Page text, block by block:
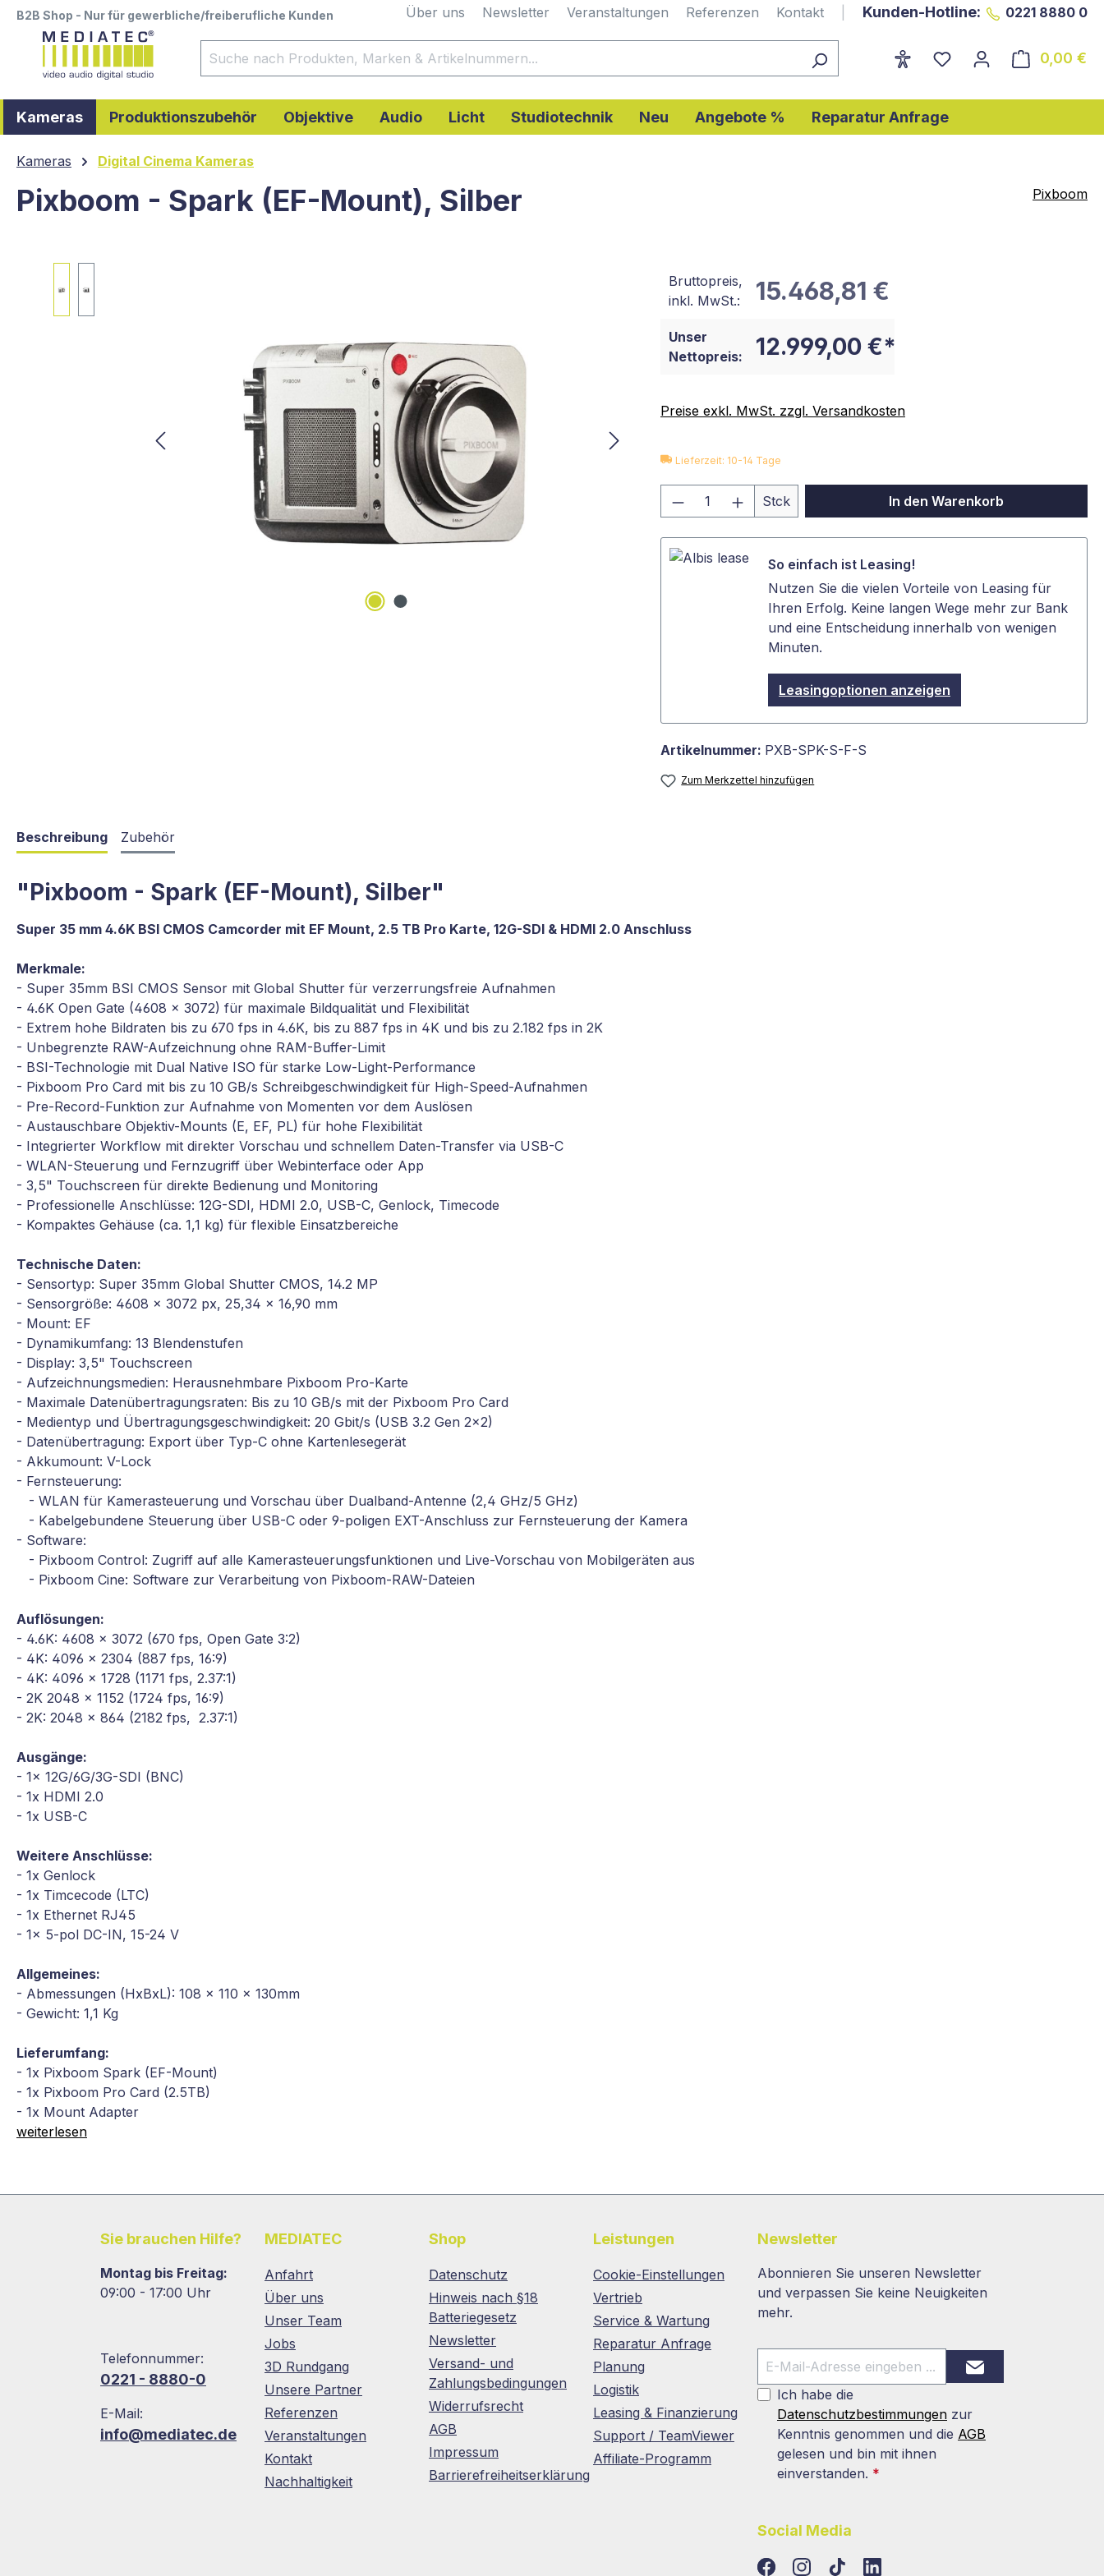
Zur Hauptnavigation springen
B2B Shop - Nur für gewerbliche/freiberufliche Kunden Über uns Newsletter Veranstaltungen Referenzen Kontakt Kunden-Hotline: 0221 8880 0
0,00 €
Kameras Produktionszubehör Objektive Audio Licht Studiotechnik Neu Angebote % Reparatur Anfrage
Kameras Digital Cinema Kameras
Pixboom - Spark (EF-Mount), Silber Pixboom
Bruttopreis,
inkl. MwSt.:
15.468,81 €
Unser
Nettopreis:
12.999,00 €*
Preise exkl. MwSt. zzgl. Versandkosten
Lieferzeit: 10-14 Tage
Produkt Anzahl: Gib den gewünschten Wert
Stck In den Warenkorb
So einfach ist Leasing!
Nutzen Sie die vielen Vorteile von Leasing für
Ihren Erfolg. Keine langen Wege mehr zur Bank
und eine Entscheidung innerhalb von wenigen
Minuten.
Leasingoptionen anzeigen
Artikelnummer: PXB-SPK-S-F-S
Zum Merkzettel hinzufügen
Beschreibung Zubehör
"Pixboom - Spark (EF-Mount), Silber"
Super 35 mm 4.6K BSI CMOS Camcorder mit EF Mount, 2.5 TB Pro Karte, 12G-SDI & HDMI 2.0 Anschluss
Merkmale:
- Super 35mm BSI CMOS Sensor mit Global Shutter für verzerrungsfreie Aufnahmen
- 4.6K Open Gate (4608 × 3072) für maximale Bildqualität und Flexibilität
- Extrem hohe Bildraten bis zu 670 fps in 4.6K, bis zu 887 fps in 4K und bis zu 2.182 fps in 2K
- Unbegrenzte RAW-Aufzeichnung ohne RAM-Buffer-Limit
- BSI-Technologie mit Dual Native ISO für starke Low-Light-Performance
- Pixboom Pro Card mit bis zu 10 GB/s Schreibgeschwindigkeit für High-Speed-Aufnahmen
- Pre-Record-Funktion zur Aufnahme von Momenten vor dem Auslösen
- Austauschbare Objektiv-Mounts (E, EF, PL) für hohe Flexibilität
- Integrierter Workflow mit direkter Vorschau und schnellem Daten-Transfer via USB-C
- WLAN-Steuerung und Fernzugriff über Webinterface oder App
- 3,5" Touchscreen für direkte Bedienung und Monitoring
- Professionelle Anschlüsse: 12G-SDI, HDMI 2.0, USB-C, Genlock, Timecode
- Kompaktes Gehäuse (ca. 1,1 kg) für flexible Einsatzbereiche
Technische Daten:
- Sensortyp: Super 35mm Global Shutter CMOS, 14.2 MP
- Sensorgröße: 4608 x 3072 px, 25,34 x 16,90 mm
- Mount: EF
- Dynamikumfang: 13 Blendenstufen
- Display: 3,5" Touchscreen
- Aufzeichnungsmedien: Herausnehmbare Pixboom Pro-Karte
- Maximale Datenübertragungsraten: Bis zu 10 GB/s mit der Pixboom Pro Card
- Medientyp und Übertragungsgeschwindigkeit: 20 Gbit/s (USB 3.2 Gen 2x2)
- Datenübertragung: Export über Typ-C ohne Kartenlesegerät
- Akkumount: V-Lock
- Fernsteuerung:
- WLAN für Kamerasteuerung und Vorschau über Dualband-Antenne (2,4 GHz/5 GHz)
- Kabelgebundene Steuerung über USB-C oder 9-poligen EXT-Anschluss zur Fernsteuerung der Kamera
- Software:
- Pixboom Control: Zugriff auf alle Kamerasteuerungsfunktionen und Live-Vorschau von Mobilgeräten aus
- Pixboom Cine: Software zur Verarbeitung von Pixboom-RAW-Dateien
Auflösungen:
- 4.6K: 4608 x 3072 (670 fps, Open Gate 3:2)
- 4K: 4096 x 2304 (887 fps, 16:9)
- 4K: 4096 x 1728 (1171 fps, 2.37:1)
- 2K 2048 x 1152 (1724 fps, 16:9)
- 2K: 2048 x 864 (2182 fps, 2.37:1)
Ausgänge:
- 1x 12G/6G/3G-SDI (BNC)
- 1x HDMI 2.0
- 1x USB-C
Weitere Anschlüsse:
- 1x Genlock
- 1x Timcecode (LTC)
- 1x Ethernet RJ45
- 1x 5-pol DC-IN, 15-24 V
Allgemeines:
- Abmessungen (HxBxL): 108 x 110 x 130mm
- Gewicht: 1,1 Kg
Lieferumfang:
- 1x Pixboom Spark (EF-Mount)
- 1x Pixboom Pro Card (2.5TB)
- 1x Mount Adapter
weiterlesen
Sie brauchen Hilfe?
Montag bis Freitag:
09:00 - 17:00 Uhr
Telefonnummer:
0221 - 8880-0
E-Mail:
info@mediatec.de
MEDIATEC
Anfahrt
Über uns
Unser Team
Jobs
3D Rundgang
Unsere Partner
Referenzen
Veranstaltungen
Kontakt
Nachhaltigkeit
Shop
Datenschutz
Hinweis nach §18
Batteriegesetz
Newsletter
Versand- und
Zahlungsbedingungen
Widerrufsrecht
AGB
Impressum
Barrierefreiheitserklärung
Leistungen
Cookie-Einstellungen
Vertrieb
Service & Wartung
Reparatur Anfrage
Planung
Logistik
Leasing & Finanzierung
Support / TeamViewer
Affiliate-Programm
Newsletter
Abonnieren Sie unseren Newsletter
und verpassen Sie keine Neuigkeiten
mehr.
Ich habe die
Datenschutzbestimmungen zur
Kenntnis genommen und die AGB
gelesen und bin mit ihnen
einverstanden. *
Social Media
TikTokLinkedIn